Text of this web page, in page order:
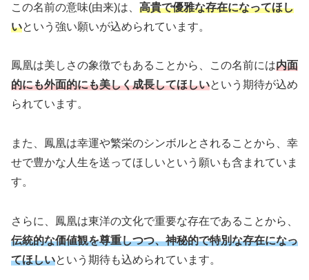
この名前の意味(由来)は、 高貴で優雅な存在になってほし
いという強い願いが込められています。
鳳凰は美しさの象徴でもあることから、この名前には内面
的にも外面的にも美しく成長してほしいという期待が込め
られています。
また、鳳凰は幸運や繁栄のシンボルとされることから、幸
せで豊かな人生を送ってほしいという願いも含まれていま
す。
さらに、鳳凰は東洋の文化で重要な存在であることから、
伝統的な価値観を尊重しつつ、神秘的で特別な存在になっ
てほしいという期待も込められています。